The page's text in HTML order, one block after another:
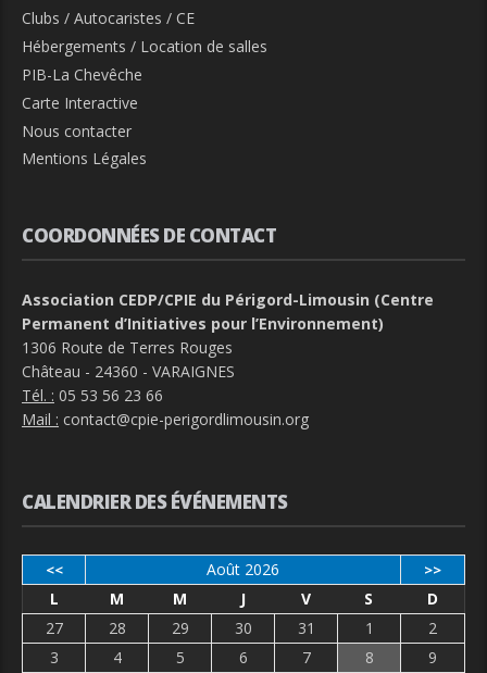
Clubs / Autocaristes / CE
Hébergements / Location de salles
PIB-La Chevêche
Carte Interactive
Nous contacter
Mentions Légales
COORDONNÉES DE CONTACT
Association CEDP/CPIE du Périgord-Limousin (Centre
Permanent d’Initiatives pour l’Environnement)
1306 Route de Terres Rouges
Château - 24360 - VARAIGNES
Tél. : 05 53 56 23 66
Mail : contact@cpie-perigordlimousin.org
CALENDRIER DES ÉVÉNEMENTS
<< Août 2026 >>
L M M J V S
D
27
28 29 30 31 1
2
3
4 5 6 7 8
9